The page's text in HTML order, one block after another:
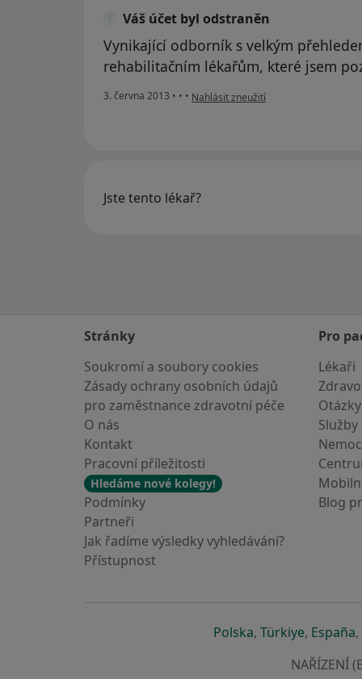
Váš účet byl odstraněn
Vynikající odborník s velkým
rehabilitačním lékařům, které jsem
3. června 2013 • • • podle názoru uživatele Váš účet byl
Nahlásit zneužití
Jste tento lékař?
Stránky
Soukromí a soubory cookies
Zásady ochrany osobních údajů
pro zaměstnance zdravotní péče
O nás
Kontakt
Pracovní příležitosti
Hledáme nové kolegy!
Podmínky
Partneři
Jak řadíme výsledky vyhledávání?
Přístupnost
Pro
Lékaři
Služby
Blog
Polskase otevře v nové
, Türkiyese
, España,
NAŘÍZENÍ